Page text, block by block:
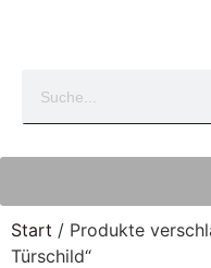
Start / Produkte
Türschild“